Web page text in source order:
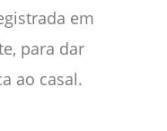
em
para dar
ao casal.